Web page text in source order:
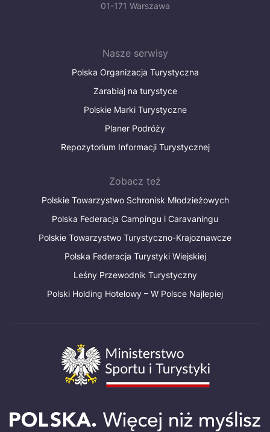
01-171 Warszawa
Nasze serwisy
Polska Organizacja Turystyczna
Zarabiaj na turystyce
Polskie Marki Turystyczne
Planer Podróży
Repozytorium Informacji Turystycznej
Zobacz też
Polskie Towarzystwo Schronisk Młodzieżowych
Polska Federacja Campingu i Caravaningu
Polskie Towarzystwo Turystyczno-Krajoznawcze
Polska Federacja Turystyki Wiejskiej
Leśny Przewodnik Turystyczny
Polski Holding Hotelowy – W Polsce Najlepiej